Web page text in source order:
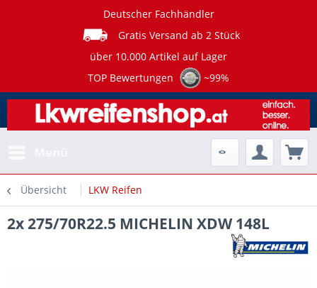
Deutscher Fachhändler
Gratis Versand ab 2 Stück
über 10.000 Artikel auf Lager
TOP Bewertungen
~99%
Übersicht LKW Reifen
2x 275/70R22.5 MICHELIN XDW 148L